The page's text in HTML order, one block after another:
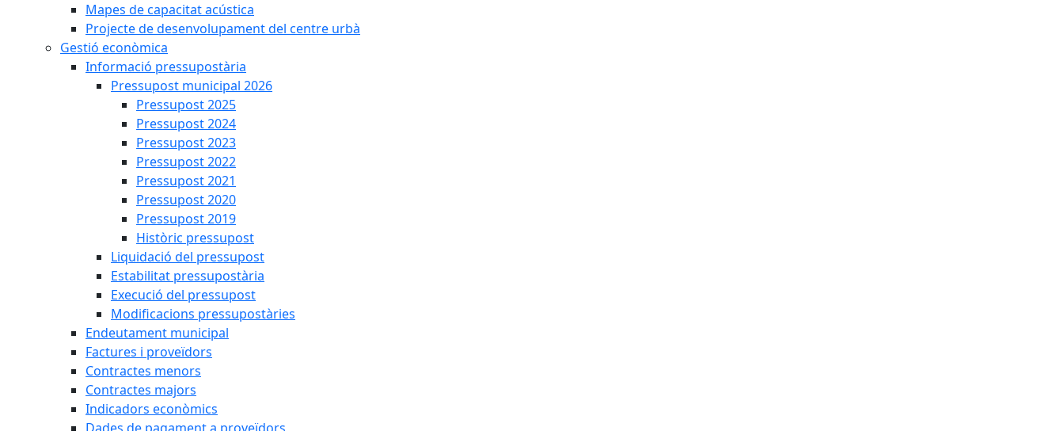
Mapes de capacitat acústica
Projecte de desenvolupament del centre urbà
Gestió econòmica
Informació pressupostària
Pressupost municipal 2026
Pressupost 2025
Pressupost 2024
Pressupost 2023
Pressupost 2022
Pressupost 2021
Pressupost 2020
Pressupost 2019
Històric pressupost
Liquidació del pressupost
Estabilitat pressupostària
Execució del pressupost
Modificacions pressupostàries
Endeutament municipal
Factures i proveïdors
Contractes menors
Contractes majors
Indicadors econòmics